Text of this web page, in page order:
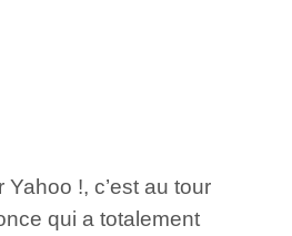
!, c’est au tour
qui a totalement